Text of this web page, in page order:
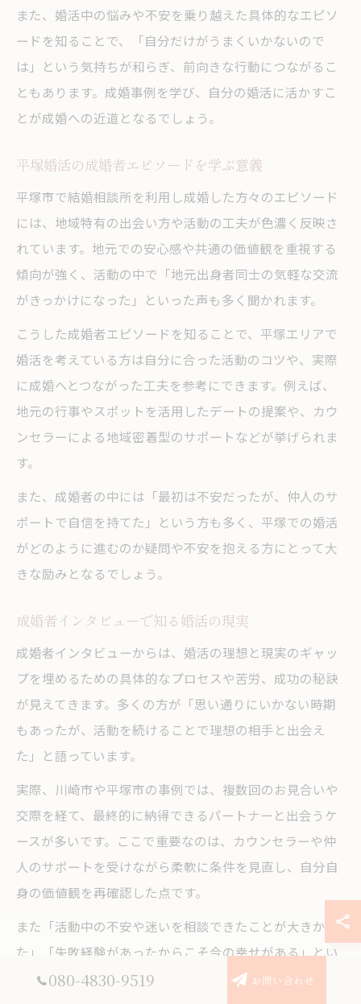
また、婚活中の悩みや不安を乗り越えた具体的なエピソ
ードを知ることで、「自分だけがうまくいかないので
は」という気持ちが和らぎ、前向きな行動につながるこ
ともあります。成婚事例を学び、自分の婚活に活かすこ
とが成婚への近道となるでしょう。
平塚婚活の成婚者エピソードを学ぶ意義
平塚市で結婚相談所を利用し成婚した方々のエピソード
には、地域特有の出会い方や活動の工夫が色濃く反映さ
れています。地元での安心感や共通の価値観を重視する
傾向が強く、活動の中で「地元出身者同士の気軽な交流
がきっかけになった」といった声も多く聞かれます。
こうした成婚者エピソードを知ることで、平塚エリアで
婚活を考えている方は自分に合った活動のコツや、実際
に成婚へとつながった工夫を参考にできます。例えば、
地元の行事やスポットを活用したデートの提案や、カウ
ンセラーによる地域密着型のサポートなどが挙げられま
す。
また、成婚者の中には「最初は不安だったが、仲人のサ
ポートで自信を持てた」という方も多く、平塚での婚活
がどのように進むのか疑問や不安を抱える方にとって大
きな励みとなるでしょう。
成婚者インタビューで知る婚活の現実
成婚者インタビューからは、婚活の理想と現実のギャッ
プを埋めるための具体的なプロセスや苦労、成功の秘訣
が見えてきます。多くの方が「思い通りにいかない時期
もあったが、活動を続けることで理想の相手と出会え
た」と語っています。
実際、川崎市や平塚市の事例では、複数回のお見合いや
交際を経て、最終的に納得できるパートナーと出会うケ
ースが多いです。ここで重要なのは、カウンセラーや仲
人のサポートを受けながら柔軟に条件を見直し、自分自
身の価値観を再確認した点です。
また「活動中の不安や迷いを相談できたことが大きかっ
た」「失敗経験があったからこそ今の幸せがある」とい
ったリアルな声も多く、婚活は一度の失敗で諦めず、継
080-4830-9519 お問い合わせ